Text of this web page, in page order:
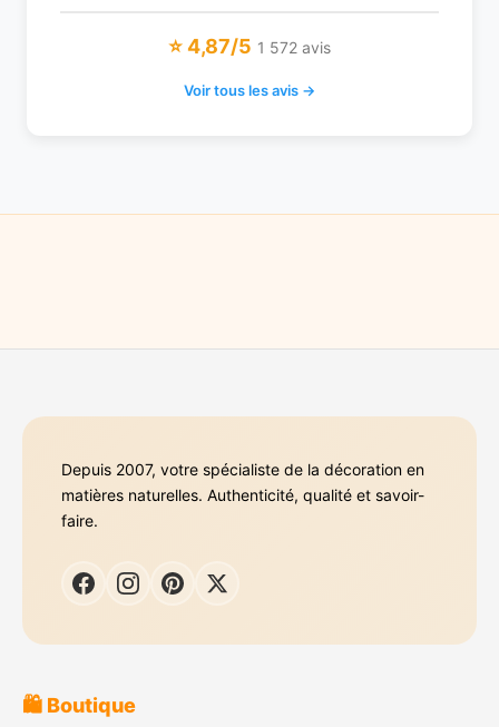
⭐ 4,87/5 1 572 avis
Voir tous les avis →
Depuis 2007, votre spécialiste de la décoration en
matières naturelles. Authenticité, qualité et savoir-
faire.
🛍️ Boutique